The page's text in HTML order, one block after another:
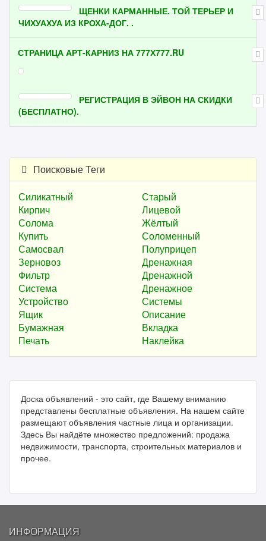
ЩЕНКИ КАРМАННЫЕ. ТОЙ ТЕРЬЕР И
ЧИХУАХУА ИЗ КРОХА-ДОГ. .
СТРАНИЦА АРТ-КАРНИЗ НА 777Х777.RU
РЕГИСТРАЦИЯ В ЭЙВОН НА СКИДКИ
(БЕСПЛАТНО).
Поисковые Теги
Силикатный
Старый
Кирпич
Лицевой
Солома
Жёлтый
Купить
Соломенный
Самосвал
Полуприцеп
Зерновоз
Дренажная
Фильтр
Дренажной
Система
Дренажное
Устройство
Системы
Ящик
Описание
Бумажная
Вкладка
Печать
Наклейка
Доска объявлений - это сайт, где Вашему вниманию
представлены бесплатные объявления. На нашем сайте
размещают объявления частные лица и организации.
Здесь Вы найдёте множество предложений: продажа
недвижимости, транспорта, строительных материалов и
прочее.
ИНФОРМАЦИЯ